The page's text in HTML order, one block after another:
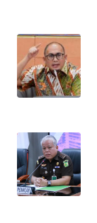
WN
KALTARA
WN
KALTIM